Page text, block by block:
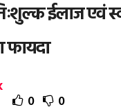
ईलाज एवं
फायदा
0 0